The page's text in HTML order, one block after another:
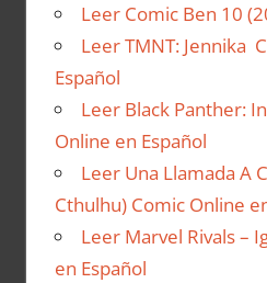
Leer Comic Ben 10
Leer TMNT: Jennika
Español
Leer Black Panther:
Online en Español
Leer Una Llamada A
Cthulhu) Comic Online
Leer Marvel Rivals –
en Español